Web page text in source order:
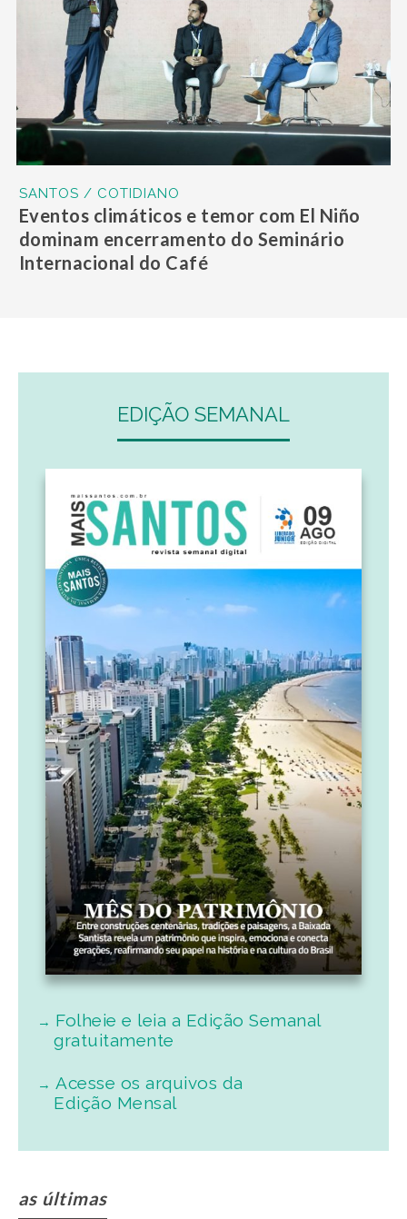
SANTOS / COTIDIANO
Eventos climáticos e temor com El Niño
dominam encerramento do Seminário
Internacional do Café
EDIÇÃO SEMANAL
Folheie e leia a Edição Semanal
gratuitamente
Acesse os arquivos da
Edição Mensal
as últimas